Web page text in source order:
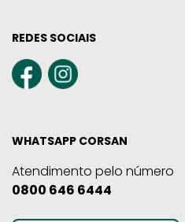
REDES SOCIAIS
WHATSAPP CORSAN
Atendimento pelo número
0800 646 6444